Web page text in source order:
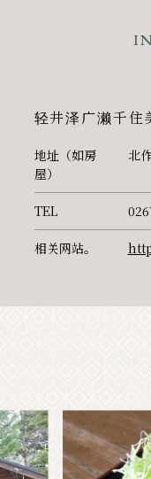
轻井泽广濑千住
地址（如房
屋）
北
TEL
相关网站。